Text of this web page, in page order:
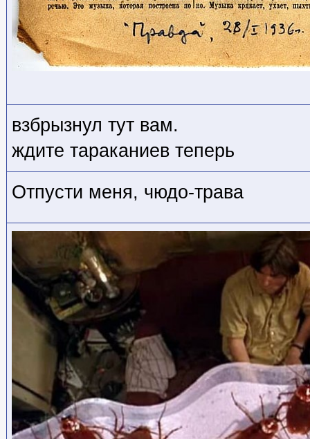
взбрызнул тут вам.
ждите тараканиев теперь
Отпусти меня, чюдо-трава